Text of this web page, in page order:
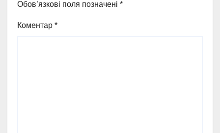
Обов’язкові поля позначені *
Коментар *